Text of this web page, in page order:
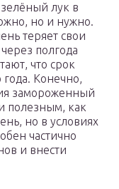
лук в
но и нужно.
теряет свои
полгода
что срок
Конечно,
замороженный
полезным, как
но в условиях
частично
и внести